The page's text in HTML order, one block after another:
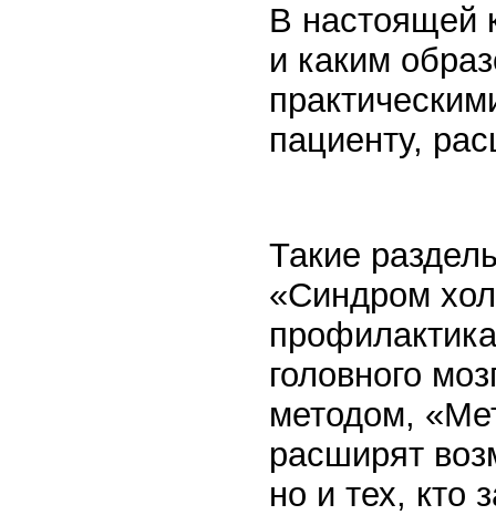
В настоящей
и каким
пациенту,
Такие
«Синдром
головного
методом,
расширят
но и тех, кто